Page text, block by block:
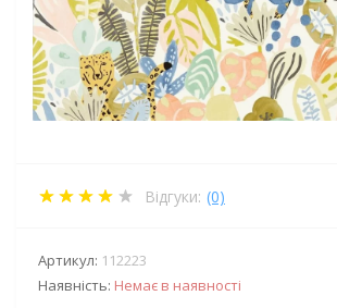
Відгуки: (0)
Артикул: 112223
Наявність: Немає в наявності